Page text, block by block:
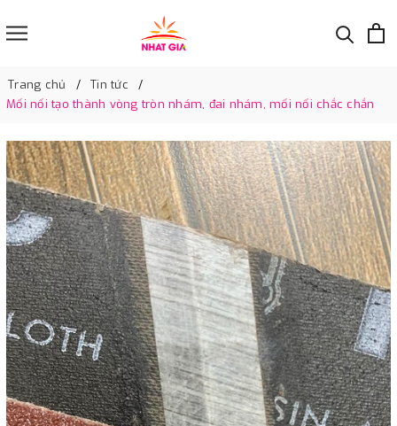
Trang chủ
Tin tức
Mối nối tạo thành vòng tròn nhám, đai nhám, mối nối chắc chắn